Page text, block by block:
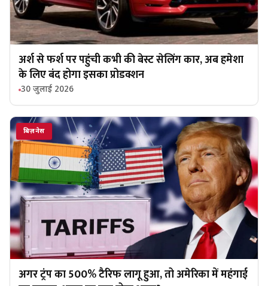
अर्श से फर्श पर पहुंची कभी की बेस्ट सेलिंग कार, अब हमेशा
के लिए बंद होगा इसका प्रोडक्शन
30 जुलाई 2026
बिज़नेस
अगर ट्रंप का 500% टैरिफ लागू हुआ, तो अमेरिका में महंगाई